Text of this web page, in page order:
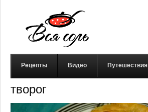
Рецепты Видео Путешествия
творог